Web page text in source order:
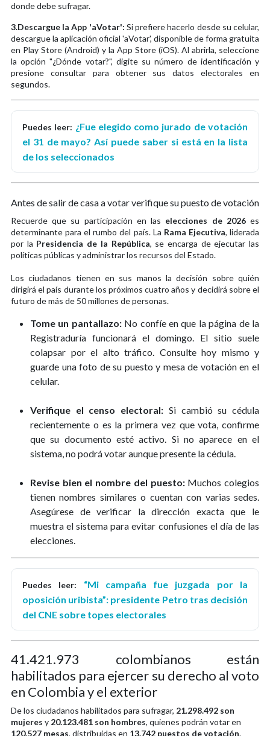
donde debe sufragar.
3.Descargue la App 'aVotar': Si prefiere hacerlo desde su celular,
descargue la aplicación oficial 'aVotar', disponible de forma gratuita
en Play Store (Android) y la App Store (iOS). Al abrirla, seleccione
la opción "¿Dónde votar?", digite su número de identificación y
presione consultar para obtener sus datos electorales en
segundos.
Puedes leer: ¿Fue elegido como jurado de votación
el 31 de mayo? Así puede saber si está en la lista
de los seleccionados
Antes de salir de casa a votar verifique su puesto de votación
Recuerde que su participación en las elecciones de 2026es
determinante para el rumbo del país. La Rama Ejecutiva, liderada
por la Presidencia de la República, se encarga de ejecutar las
políticas públicas y administrar los recursos del Estado.
Los ciudadanos tienen en sus manos la decisión sobre quién
dirigirá el país durante los próximos cuatro años y decidirá sobre el
futuro de más de 50 millones de personas.
Tome un pantallazo:No confíe en que la página de la
Registraduría funcionará el domingo. El sitio suele
colapsar por el alto tráfico. Consulte hoy mismo y
guarde una foto de su puesto y mesa de votación en el
celular.
Verifique el censo electoral: Si cambió su cédula
recientemente o es la primera vez que vota, confirme
que su documento esté activo. Si no aparece en el
sistema, no podrá votar aunque presente la cédula.
Revise bien el nombre del puesto:Muchos colegios
tienen nombres similares o cuentan con varias sedes.
Asegúrese de verificar la dirección exacta que le
muestra el sistema para evitar confusiones el día de las
elecciones.
Puedes leer: “Mi campaña fue juzgada por la
oposición uribista”: presidente Petro tras decisión
del CNE sobre topes electorales
41.421.973 colombianos están
habilitados para ejercer su derecho al voto
en Colombia y el exterior
De los ciudadanos habilitados para sufragar, 21.298.492 son
mujeres y 20.123.481 son hombres, quienes podrán votar en
120.527 mesas, distribuidas en 13.742 puestos de votación.